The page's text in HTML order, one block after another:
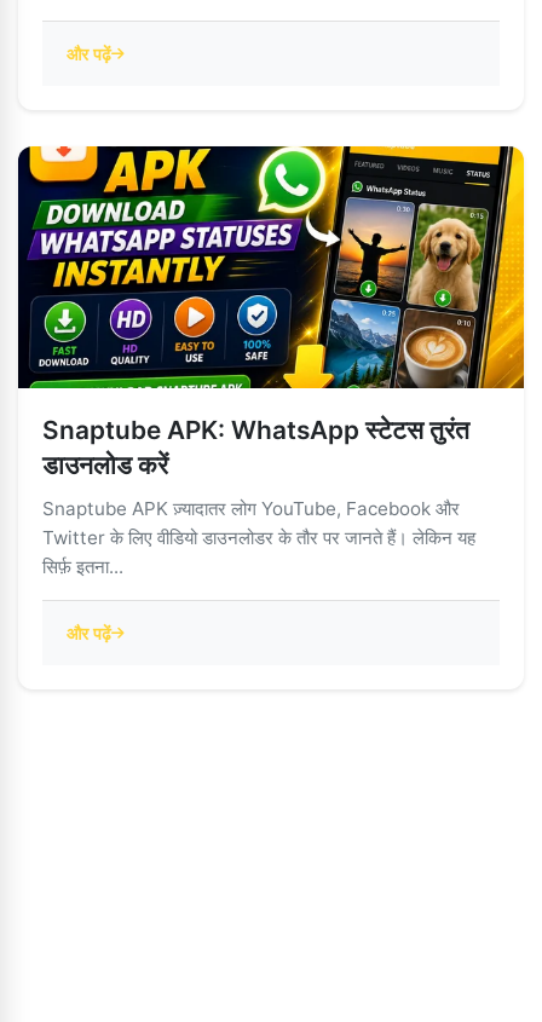
और पढ़ें
Snaptube APK: WhatsApp स्टेटस तुरंत
डाउनलोड करें
Snaptube APK ज़्यादातर लोग YouTube, Facebook और
Twitter के लिए वीडियो डाउनलोडर के तौर पर जानते हैं। लेकिन यह
सिर्फ़ इतना...
और पढ़ें